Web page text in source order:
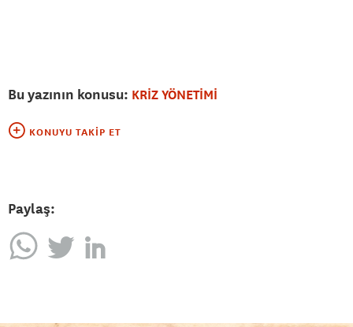
Bu yazının konusu: KRİZ YÖNETİMİ
KONUYU TAKIP ET
Paylaş: